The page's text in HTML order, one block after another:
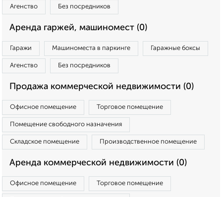
Агенство Без посредников
Аренда гаржей, машиномест (0)
Гаражи Машиноместа в паркинге Гаражные боксы
Агенство Без посредников
Продажа коммерческой недвижимости (0)
Офисное помещение Торговое помещение
Помещение свободного назначения
Складское помещение Производственное помещение
Аренда коммерческой недвижимости (0)
Офисное помещение Торговое помещение